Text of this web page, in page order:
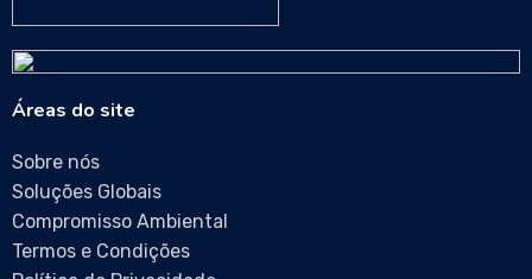
Áreas do site
Sobre nós
Soluções Globais
Compromisso Ambiental
Termos e Condições